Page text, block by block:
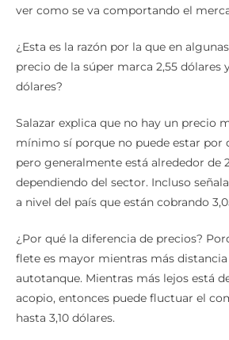
ver como se va comportando el
¿Esta es la razón por la que en
precio de la súper marca 2,55 dólares
dólares?
Salazar explica que no hay un precio
mínimo sí porque no puede estar por
pero generalmente está alrededor de
dependiendo del sector. Incluso
a nivel del país que están cobrando
¿Por qué la diferencia de precios?
flete es mayor mientras más
autotanque. Mientras más lejos está
acopio, entonces puede fluctuar el
hasta 3,10 dólares.